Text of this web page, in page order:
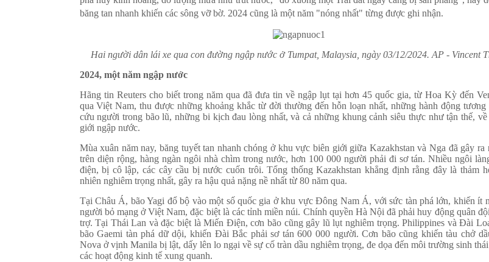
băng tan nhanh khiến các sông vỡ bờ. 2024 cũng là một năm "nóng nhất" từng được ghi nhận.
Hai người dân lái xe qua con đường ngập nước ở Tumpat, Malaysia, ngày 03/12/2024. AP - Vincent
2024, một năm ngập nước
Hãng tin Reuters cho biết trong năm qua đã đưa tin về ngập lụt tại hơn 45 quốc gia, từ Hoa Kỳ đến
qua Việt Nam, thu được những khoảng khắc từ đời thường đến hỗn loạn nhất, những hành động tương
cứu người trong bão lũ, những bi kịch đau lòng nhất, và cả những khung cảnh siêu thực như tận thế, về
giới ngập nước.
Mùa xuân năm nay, băng tuyết tan nhanh chóng ở khu vực biên giới giữa Kazakhstan và Nga đã gây ra
trên diện rộng, hàng ngàn ngôi nhà chìm trong nước, hơn 100 000 người phải đi sơ tán. Nhiều ngôi
điện, bị cô lập, các cây cầu bị nước cuốn trôi. Tổng thống Kazakhstan khẳng định rằng đây là thảm
nhiên nghiêm trọng nhất, gây ra hậu quả nặng nề nhất từ 80 năm qua.
Tại Châu Á, bão Yagi đổ bộ vào một số quốc gia ở khu vực Đông Nam Á, với sức tàn phá lớn, khiến ít
người bỏ mạng ở Việt Nam, đặc biệt là các tỉnh miền núi. Chính quyền Hà Nội đã phải huy động quân
trợ. Tại Thái Lan và đặc biệt là Miến Điện, cơn bão cũng gây lũ lụt nghiêm trọng. Philippines và Đài
bão Gaemi tàn phá dữ dội, khiến Đài Bắc phải sơ tán 600 000 người. Cơn bão cũng khiến tàu chở
Nova ở vịnh Manila bị lật, dấy lên lo ngại về sự cố tràn dầu nghiêm trọng, đe dọa đến môi trường sinh
các hoạt động kinh tế xung quanh.